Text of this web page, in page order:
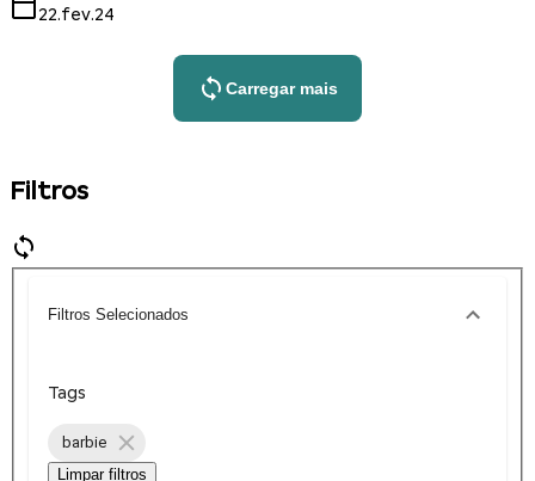
22.fev.24
Carregar mais
Filtros
Filtros Selecionados
Tags
barbie
Limpar filtros